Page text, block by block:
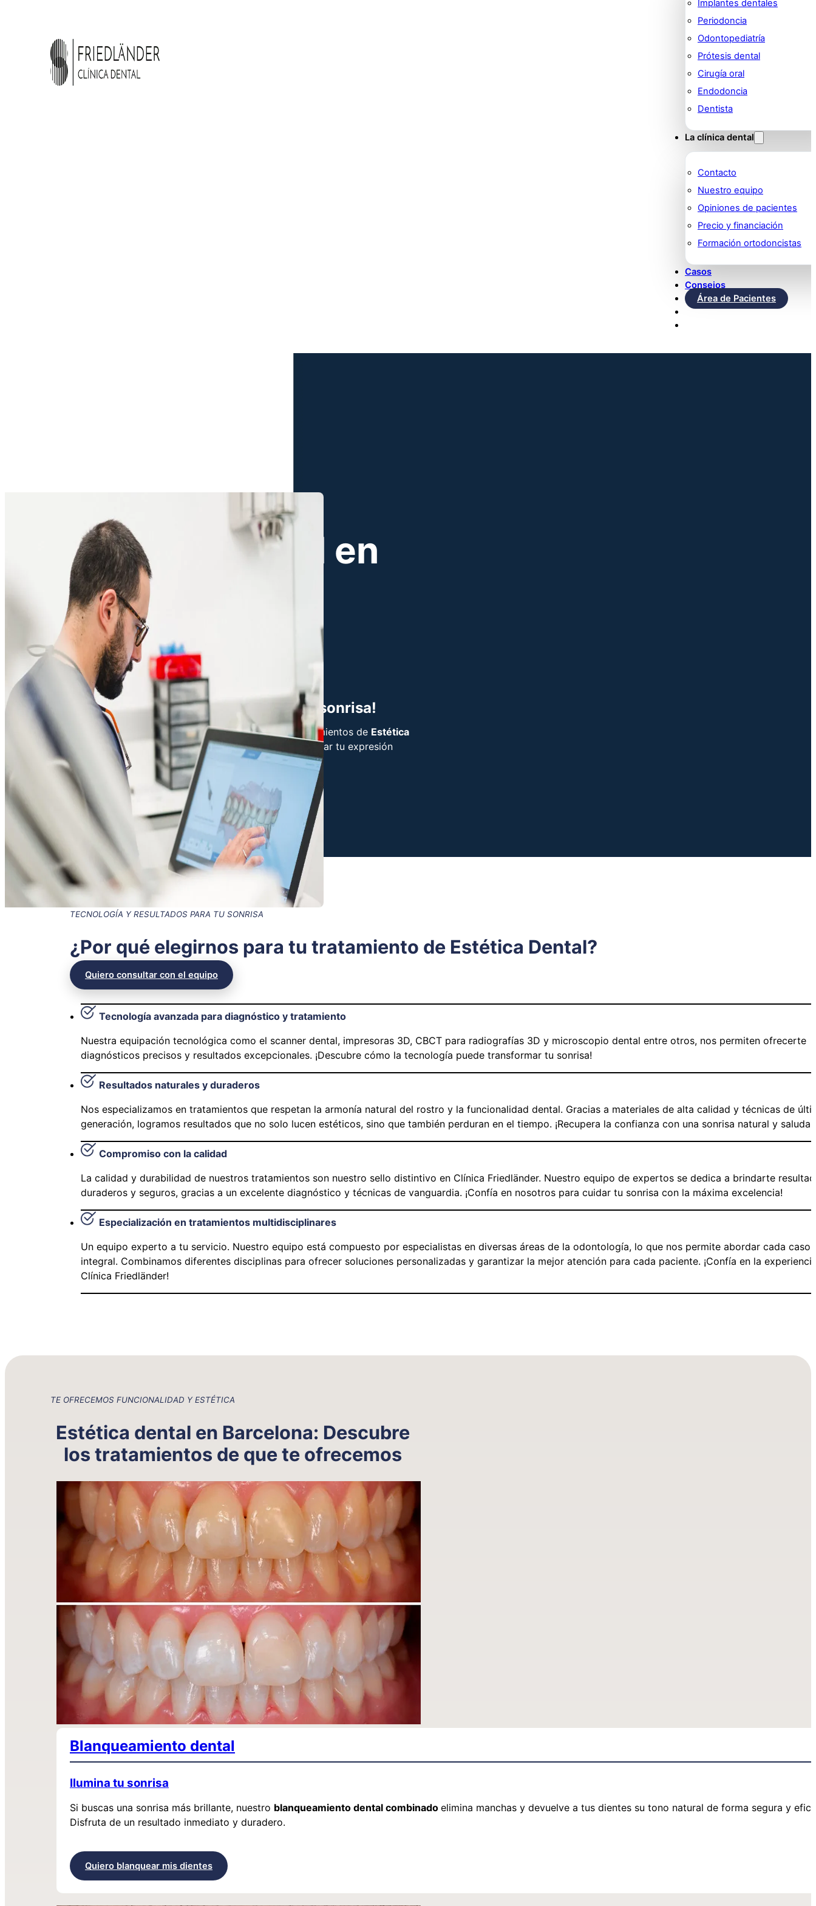
Implantes dentales
Periodoncia
Odontopediatría
Prótesis dental
Cirugía oral
Endodoncia
Dentista
La clínica dental
Contacto
Nuestro equipo
Opiniones de pacientes
Precio y financiación
Formación ortodoncistas
Casos
Consejos
Área de Pacientes
Estética Dental en
Barcelona
Clínica Dental Friedländer >Estética Dental
Pide tu cita por whatsapp
¡Recupera la armonía y belleza de tu sonrisa!
En Clínica Friedländer, transformamos sonrisas con tratamientos de Estética
Dental en Barcelona
para corregir imperfecciones y realzar tu expresión
natural.
TECNOLOGÍA Y RESULTADOS PARA TU SONRISA
¿Por qué elegirnos para tu tratamiento de Estética Dental?
Quiero consultar con el equipo
Tecnología avanzada para diagnóstico y tratamiento
Nuestra equipación tecnológica como el scanner dental, impresoras 3D, CBCT para radiografías 3D y microscopio dental entre otros, nos permiten ofrecerte
diagnósticos precisos y resultados excepcionales. ¡Descubre cómo la tecnología puede transformar tu sonrisa!
Resultados naturales y duraderos
Nos especializamos en tratamientos que respetan la armonía natural del rostro y la funcionalidad dental. Gracias a materiales de alta calidad y técnicas de
generación, logramos resultados que no solo lucen estéticos, sino que también perduran en el tiempo. ¡Recupera la confianza con una sonrisa natural y
Compromiso con la calidad
La calidad y durabilidad de nuestros tratamientos son nuestro sello distintivo en Clínica Friedländer. Nuestro equipo de expertos se dedica a brindarte
duraderos y seguros, gracias a un excelente diagnóstico y técnicas de vanguardia. ¡Confía en nosotros para cuidar tu sonrisa con la máxima excelencia!
Especialización en tratamientos multidisciplinares
Un equipo experto a tu servicio. Nuestro equipo está compuesto por especialistas en diversas áreas de la odontología, lo que nos permite abordar cada caso
integral. Combinamos diferentes disciplinas para ofrecer soluciones personalizadas y garantizar la mejor atención para cada paciente. ¡Confía en la
Clínica Friedländer!
TE OFRECEMOS FUNCIONALIDAD Y ESTÉTICA
Estética dental en Barcelona: Descubre
los tratamientos de que te ofrecemos
Blanqueamiento dental
Ilumina tu sonrisa
Si buscas una sonrisa más brillante, nuestro blanqueamiento dental combinado elimina manchas y devuelve a tus dientes su tono natural de forma segura y
Disfruta de un resultado inmediato y duradero.
Quiero blanquear mis dientes